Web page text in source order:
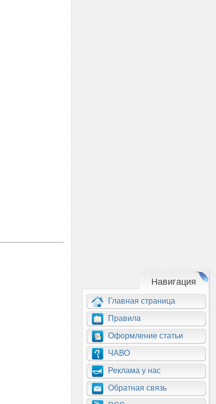
Навигация
Главная страница
Правила
Оформление статьи
ЧАВО
Реклама у нас
Обратная связь